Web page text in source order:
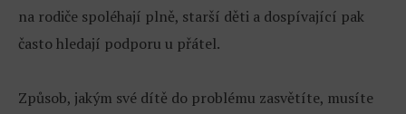
na rodiče spoléhají plně, starší děti a dospívající pak
často hledají podporu u přátel.
Způsob, jakým své dítě do problému zasvětíte, musíte